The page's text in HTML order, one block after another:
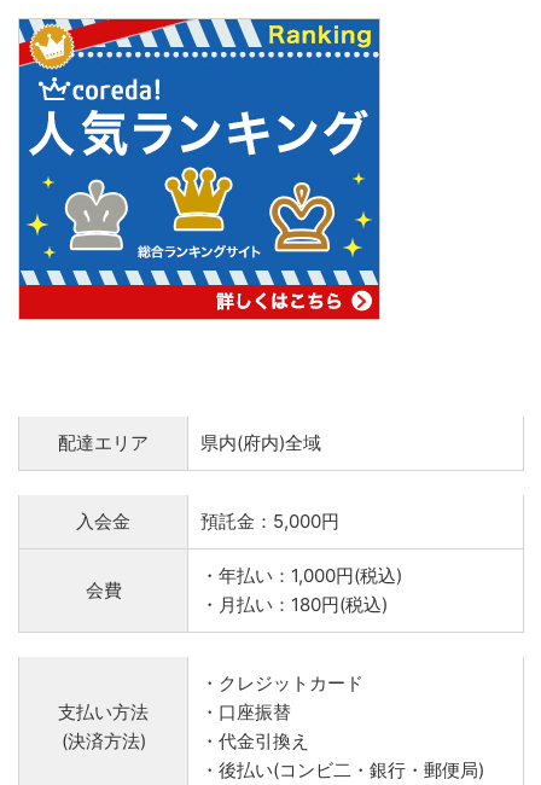
配達エリア 県内(府内)全域
入会金 預託金：5,000円
会費
・年払い：1,000円(税込)
・月払い：180円(税込)
支払い方法
(決済方法)
・クレジットカード
・口座振替
・代金引換え
・後払い(コンビ二・銀行・郵便局)